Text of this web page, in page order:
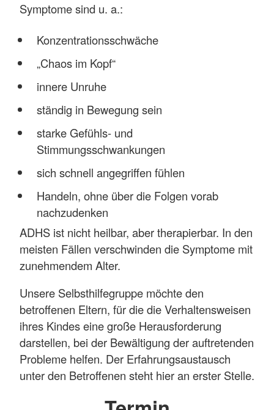
Symptome sind u. a.:
Konzentrationsschwäche
„Chaos im Kopf“
innere Unruhe
ständig in Bewegung sein
starke Gefühls- und
Stimmungsschwankungen
sich schnell angegriffen fühlen
Handeln, ohne über die Folgen vorab
nachzudenken
ADHS ist nicht heilbar, aber therapierbar. In den
meisten Fällen verschwinden die Symptome mit
zunehmendem Alter.
Unsere Selbsthilfegruppe möchte den
betroffenen Eltern, für die die Verhaltensweisen
ihres Kindes eine große Herausforderung
darstellen, bei der Bewältigung der auftretenden
Probleme helfen. Der Erfahrungsaustausch
unter den Betroffenen steht hier an erster Stelle.